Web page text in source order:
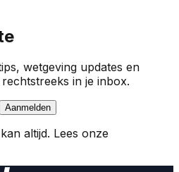
wetgeving updates en
in je inbox.
Aanmelden
altijd. Lees onze